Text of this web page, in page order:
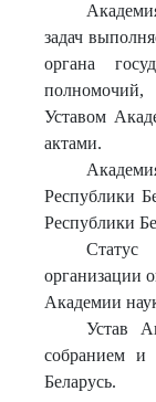
задач
органа
Уставом
актами.
Республики
Республики
Статус
организации
Академии
Устав
собранием и
Беларусь.